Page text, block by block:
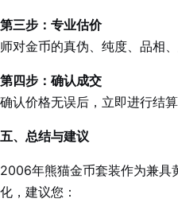
第三步：专业估价
对金币的真伪、纯度、品相
第四步：确认成交
认价格无误后，立即进行结
五、总结与建议
2006年熊猫金币套装作为兼具
，建议您：